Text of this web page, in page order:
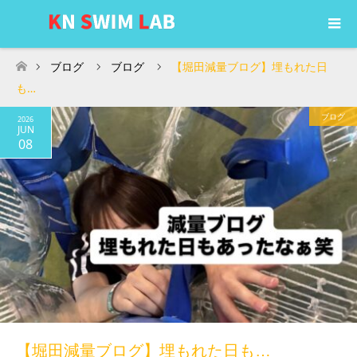
ホーム
ブログ ブログ
【堀田減量ブログ】埋もれた日
も…
2026
JUN
08
ブログ
【堀田減量ブログ】埋もれた日も…